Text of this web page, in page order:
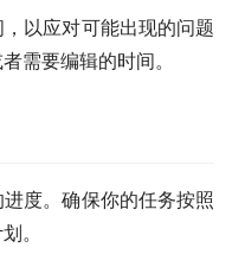
以应对可能出现的问题
需要编辑的时间。
度。确保你的任务按照
。